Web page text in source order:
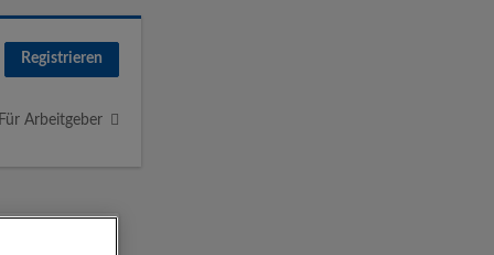
Registrieren
Für Arbeitgeber